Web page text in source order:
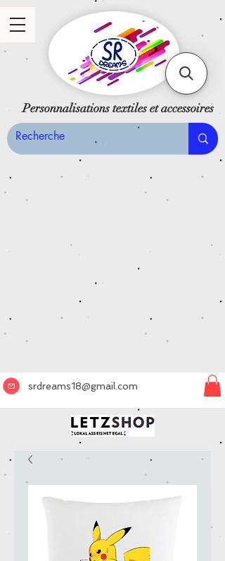
Personnalisations textiles et accessoires
srdreams18@gmail.com